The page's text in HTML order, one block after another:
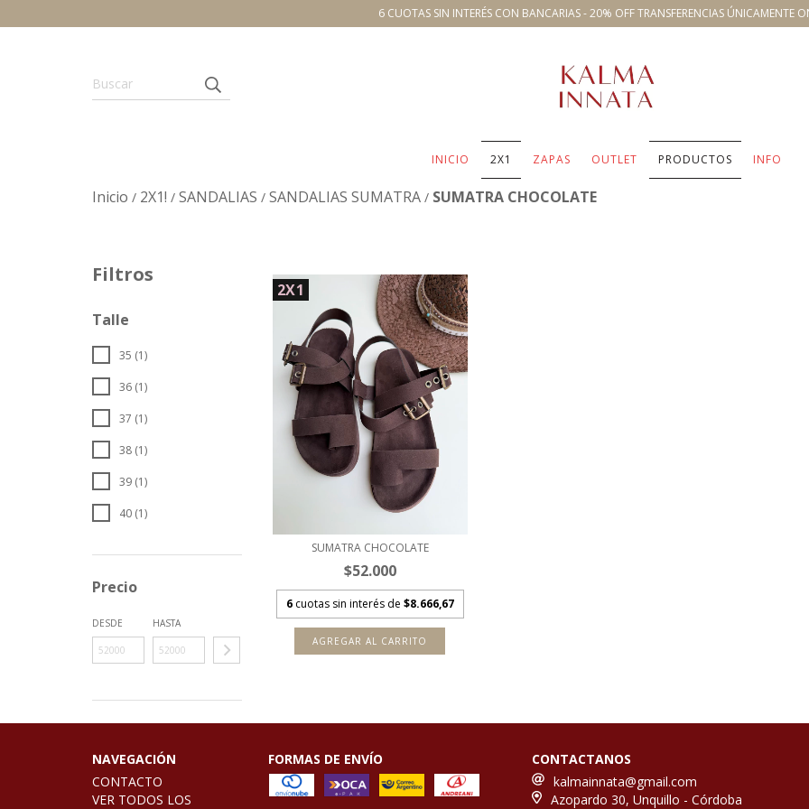
6 CUOTAS SIN INTERÉS CON BANCARIAS - 20% OFF TRANSFERENCIAS ÚNICAMENTE
INICIO 2X1 ZAPAS OUTLET PRODUCTOS INFO
Inicio / 2X1! / SANDALIAS / SANDALIAS SUMATRA / SUMATRA CHOCOLATE
Filtros
Talle
35 (1)
36 (1)
37 (1)
38 (1)
39 (1)
40 (1)
Precio
DESDE HASTA
2X1
SUMATRA CHOCOLATE
$52.000
6 cuotas sin interés de $8.666,67
AGREGAR AL CARRITO
NAVEGACIÓN
CONTACTO
VER TODOS LOS
FORMAS DE ENVÍO
CONTACTANOS
kalmainnata@gmail.com
Azopardo 30, Unquillo - Córdoba